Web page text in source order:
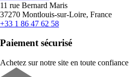
11 rue Bernard Maris
37270 Montlouis-sur-Loire, France
+33 1 86 47 62 58
Paiement sécurisé
Achetez sur notre site en toute confiance